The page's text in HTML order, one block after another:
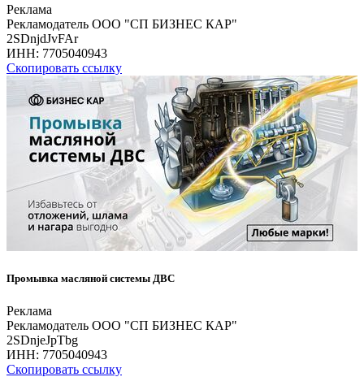
Реклама
Рекламодатель ООО "СП БИЗНЕС КАР"
2SDnjdJvFAr
ИНН: 7705040943
Скопировать ссылку
Промывка масляной системы ДВС
Реклама
Рекламодатель ООО "СП БИЗНЕС КАР"
2SDnjeJpTbg
ИНН: 7705040943
Скопировать ссылку